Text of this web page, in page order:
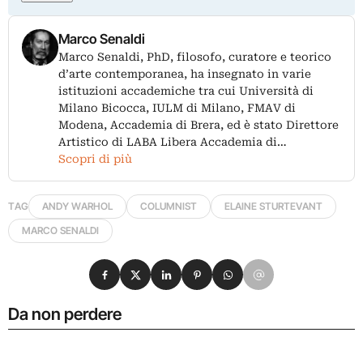
Marco Senaldi
Marco Senaldi, PhD, filosofo, curatore e teorico
d’arte contemporanea, ha insegnato in varie
istituzioni accademiche tra cui Università di
Milano Bicocca, IULM di Milano, FMAV di
Modena, Accademia di Brera, ed è stato Direttore
Artistico di LABA Libera Accademia di…
Scopri di più
TAG ANDY WARHOL COLUMNIST
ELAINE STURTEVANT
MARCO SENALDI
Da non perdere
Condividi su Facebook
Condividi su X
Condividi su LinkedIn
Condividi su Pinterest
Condividi su WhatsApp
Condividi su Email